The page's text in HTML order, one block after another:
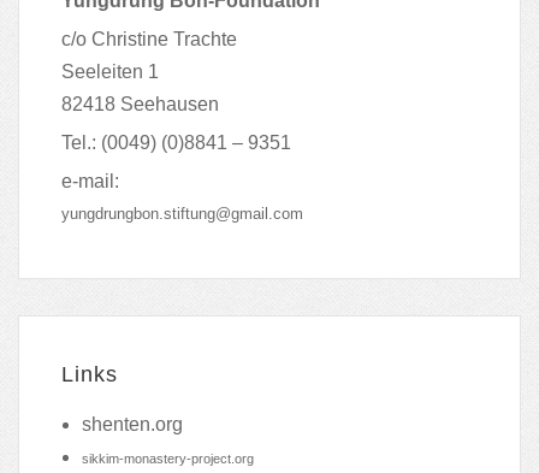
c/o Christine Trachte
Seeleiten 1
82418 Seehausen
Tel.: (0049) (0)8841 – 9351
e-mail:
yungdrungbon.stiftung@gmail.com
Links
shenten.org
sikkim-monastery-project.org